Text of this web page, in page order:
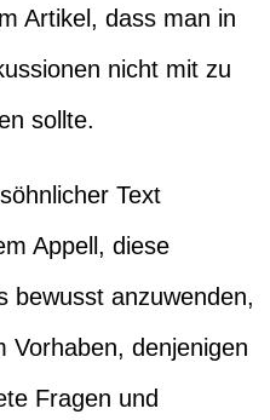
Artikel, dass man in
nicht mit zu
sollte.
Text
Appell, diese
bewusst anzuwenden,
Vorhaben, denjenigen
Fragen und